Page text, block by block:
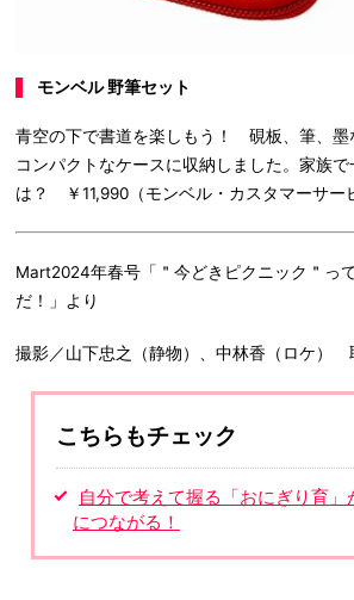
モンベル 野筆セット
青空の下で書道を楽しもう！ 硯板、筆、墨
コンパクトなケースに収納しました。家族
は？ ￥11,990（モンベル・カスタマーサー
Mart2024年春号「＂今どきピクニック＂っ
だ！」より
撮影／山下忠之（静物）、中林香（ロケ）
こちらもチェック
自分で考えて握る「おにぎり育」
につながる！